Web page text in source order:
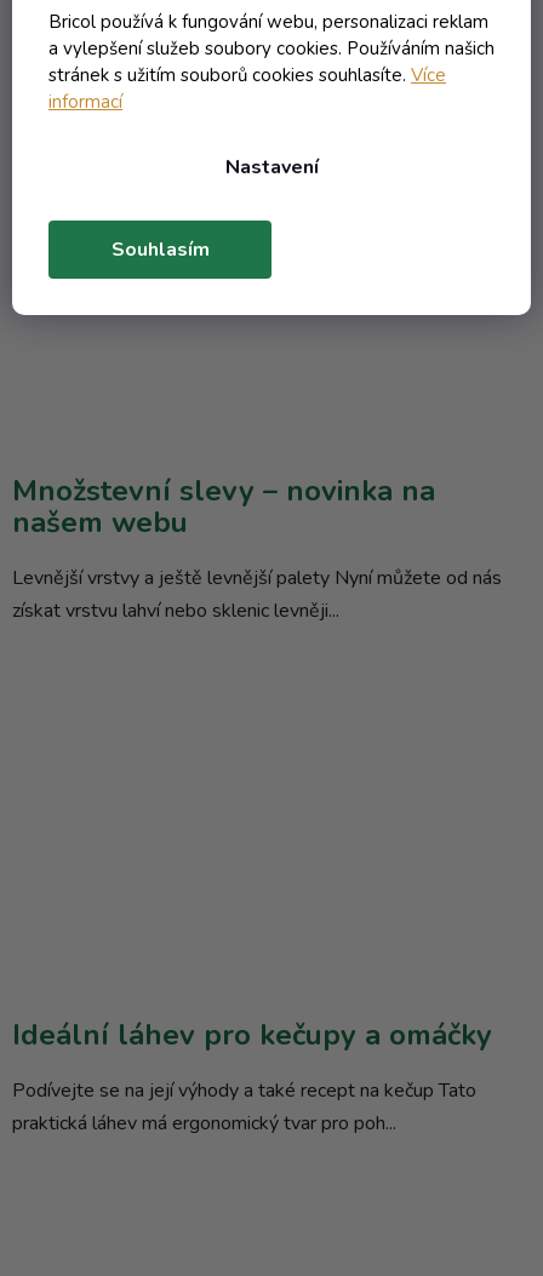
Bricol používá k fungování webu, personalizaci reklam
a vylepšení služeb soubory cookies. Používáním našich
stránek s užitím souborů cookies souhlasíte. Více
informací
Nastavení
Souhlasím
Chcete, aby váš nápoj chutnal lépe? Podívejte se na naše
tipy, jak se starat o demižon. Nejdůležitě...
Množstevní slevy – novinka na
našem webu
Levnější vrstvy a ještě levnější palety Nyní můžete od nás
získat vrstvu lahví nebo sklenic levněji...
Ideální láhev pro kečupy a omáčky
Podívejte se na její výhody a také recept na kečup Tato
praktická láhev má ergonomický tvar pro poh...